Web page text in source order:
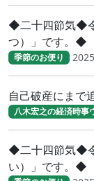
◆二十四節気◆
つ）」です。◆
季節のお便り
自己破産にまで
八木宏之の経済時事
◆二十四節気◆
い）」です。◆